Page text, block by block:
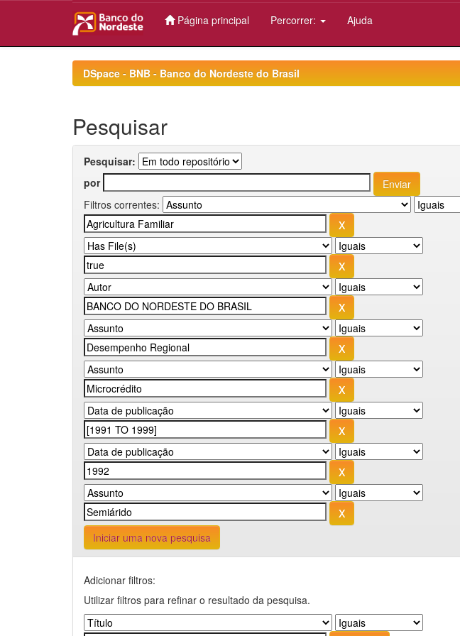
Página principal Percorrer: Ajuda
DSpace - BNB - Banco do Nordeste do Brasil
Pesquisar
Pesquisar:
por
Filtros correntes:
Iniciar uma nova pesquisa
Adicionar filtros:
Utilizar filtros para refinar o resultado da pesquisa.